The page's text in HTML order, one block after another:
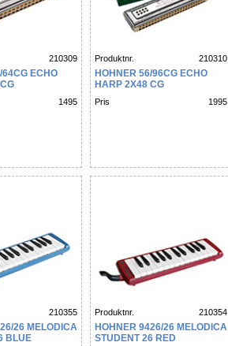
210309
64CG ECHO
1495
Produktnr. 210310
HOHNER 56/96CG ECHO
HARP 2X48 CG
Pris 1995
210355
26 MELODICA
BLUE
Produktnr. 210354
HOHNER 9426/26 MELODICA
STUDENT 26 RED